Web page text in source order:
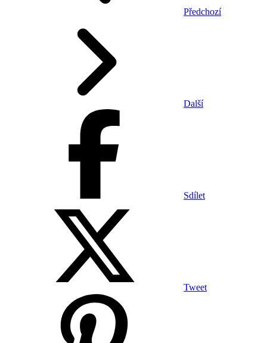
Předchozí
Další
Sdílet
Tweet